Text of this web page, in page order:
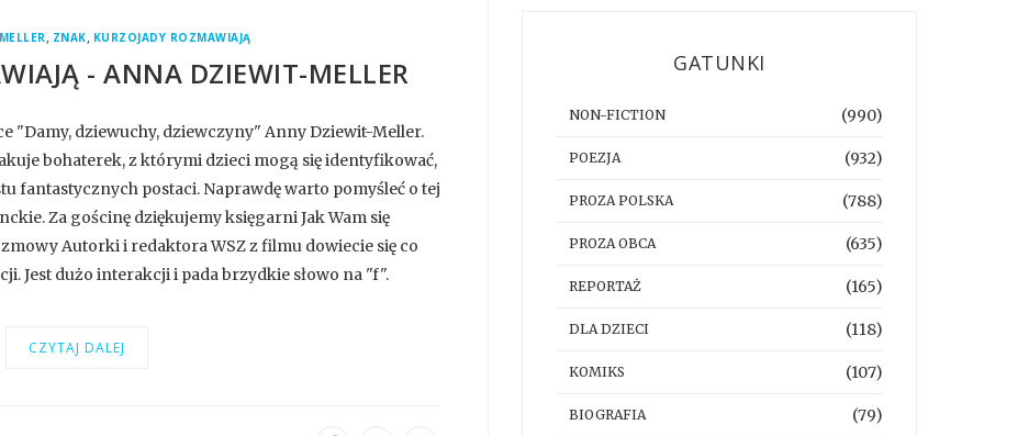
, ZNAK, KURZOJADY ROZMAWIAJĄ
- ANNA DZIEWIT-MELLER
"Damy, dziewuchy, dziewczyny" Anny Dziewit-Meller.
bohaterek, z którymi dzieci mogą się identyfikować,
fantastycznych postaci. Naprawdę warto pomyśleć o tej
Za gościnę dziękujemy księgarni Jak Wam się
Autorki i redaktora WSZ z filmu dowiecie się co
Jest dużo interakcji i pada brzydkie słowo na "f".
CZYTAJ DALEJ
GATUNKI
NON-FICTION (990)
POEZJA (932)
PROZA POLSKA (788)
PROZA OBCA (635)
REPORTAŻ (165)
DLA DZIECI (118)
KOMIKS (107)
BIOGRAFIA (79)